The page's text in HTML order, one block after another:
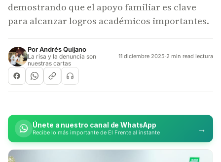
demostrando que el apoyo familiar es clave
para alcanzar logros académicos importantes.
PorAndrés Quijano
La risa y la denuncia son
nuestras cartas
11 diciembre 2025·2 min read lectura
Únete a nuestro canal de WhatsApp
Recibe lo más importante de El Frente al instante →